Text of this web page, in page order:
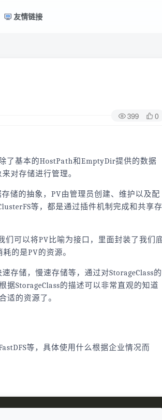
友情链接
399 0
了基本的HostPath和EmptyDir提供的数据
对存储进行管理。
储的抽象，PV由管理员创建、维护以及配
等，都是通过插件机制完成和共享存
们可以将PV比喻为接口，里面封装了我们
的是PV的资源。
存储，慢速存储等，通过对StorageClass的
StorageClass的描述可以非常直观的知道
适的资源了。
等，具体使用什么根据企业情况而